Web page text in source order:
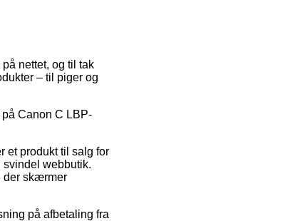
nettet, og til tak
– til piger og
Canon C LBP-
et produkt til salg for
webbutik.
der skærmer
på afbetaling fra